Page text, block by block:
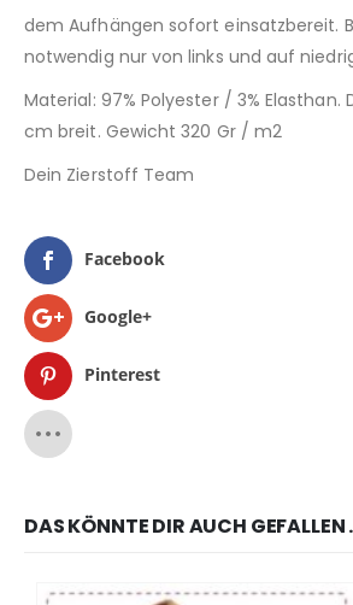
dem Aufhängen sofort einsatzbereit.
notwendig nur von links und auf
Material: 97% Polyester / 3% Elasthan.
cm breit. Gewicht 320 Gr / m2
Dein Zierstoff Team
Facebook
Google+
Pinterest
DAS KÖNNTE DIR AUCH GEFALLEN